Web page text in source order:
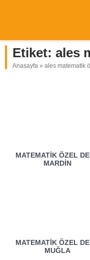
Etiket: ales
Anasayfa » ales matematik
MATEMATIK ÖZEL
MARDIN
MATEMATIK ÖZEL
MUĞLA